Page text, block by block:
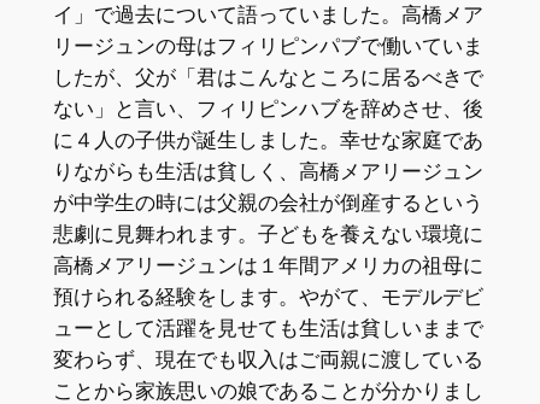
イ」で過去について語っていました。高橋メア
リージュンの母はフィリピンパブで働いていま
したが、父が「君はこんなところに居るべきで
ない」と言い、フィリピンハブを辞めさせ、後
に４人の子供が誕生しました。幸せな家庭であ
りながらも生活は貧しく、高橋メアリージュン
が中学生の時には父親の会社が倒産するという
悲劇に見舞われます。子どもを養えない環境に
高橋メアリージュンは１年間アメリカの祖母に
預けられる経験をします。やがて、モデルデビ
ューとして活躍を見せても生活は貧しいままで
変わらず、現在でも収入はご両親に渡している
ことから家族思いの娘であることが分かりまし